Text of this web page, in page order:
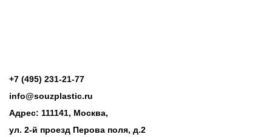
+7 (495) 231-21-77
info@souzplastic.ru
Адрес: 111141, Москва,
ул. 2-й проезд Перова поля, д.2